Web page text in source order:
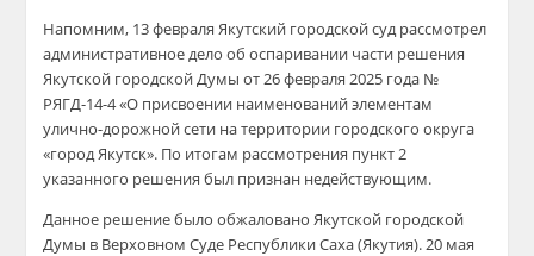
Напомним, 13 февраля Якутский городской суд рассмотрел
административное дело об оспаривании части решения
Якутской городской Думы от 26 февраля 2025 года №
РЯГД-14-4 «О присвоении наименований элементам
улично-дорожной сети на территории городского округа
«город Якутск». По итогам рассмотрения пункт 2
указанного решения был признан недействующим.
Данное решение было обжаловано Якутской городской
Думы в Верховном Суде Республики Саха (Якутия). 20 мая